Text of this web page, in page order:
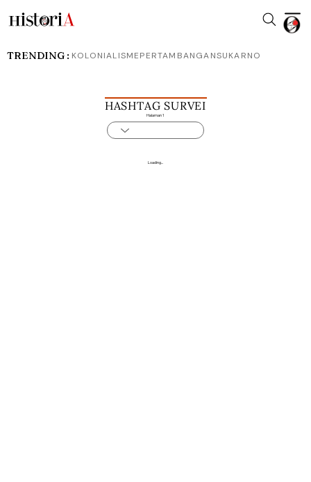
HASHTAG SURVEI
Halaman 1
Loading...
TRENDING : KOLONIALISMEPERTAMBANGANSUKARNO